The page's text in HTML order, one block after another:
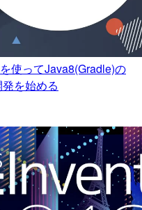
使ってJava8(Gradle)の
を始める